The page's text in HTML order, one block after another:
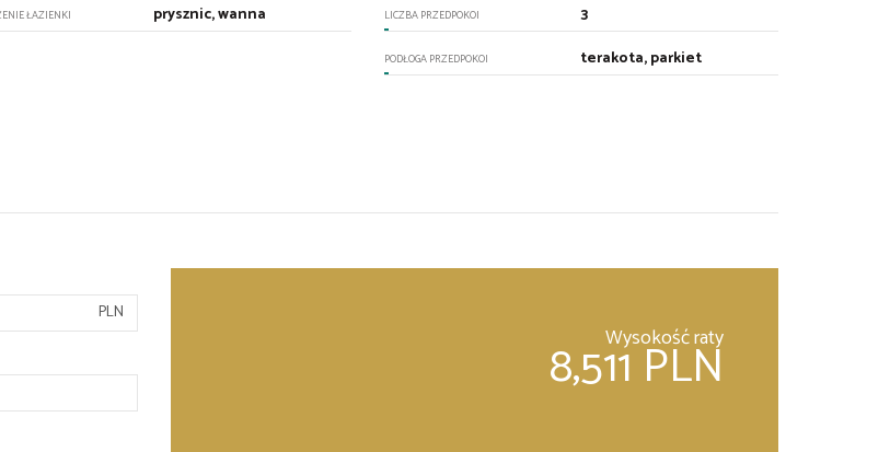
ŁAZIENKI prysznic, wanna LICZBA PRZEDPOKOI 3
PODŁOGA PRZEDPOKOI terakota, parkiet
PLN
Wysokość raty
8,511 PLN